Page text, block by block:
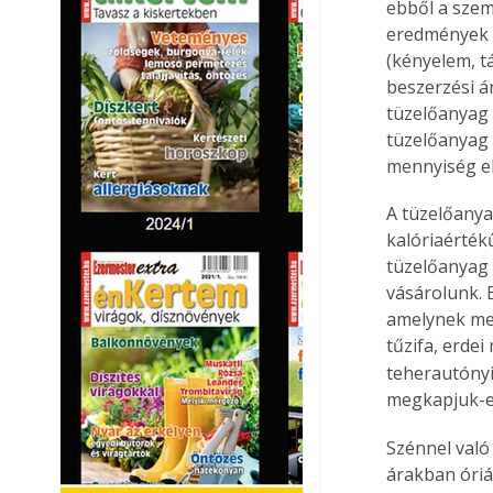
ebből a
(kényelem,
beszerzési
mennyiség
A
vásárolunk.
amelynek
tűzifa, erdei
megkapjuk-
Szénnel
árakban